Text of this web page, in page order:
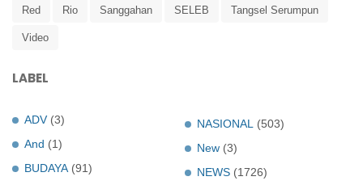
Red Rio Sanggahan SELEB Tangsel Serumpun
Video
LABEL
ADV (3)
And (1)
BUDAYA (91)
NASIONAL
(503)
New (3)
NEWS (1726)